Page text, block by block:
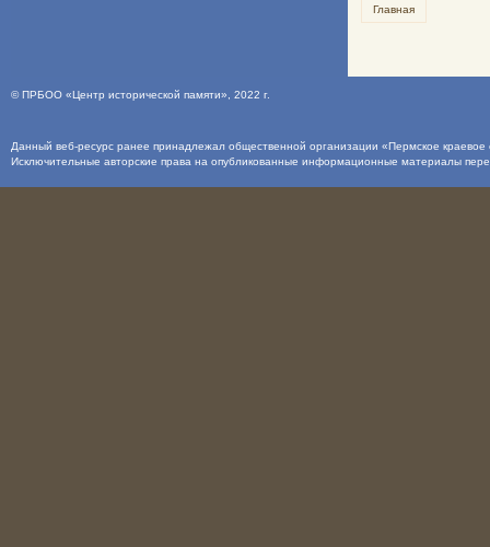
Главная
©ПРБОО «Центр исторической памяти» , 2022 г.
Данный веб-ресурс ранее принадлежал общественной организации «Пермское
Исключительные авторские права на опубликованные информационные материалы